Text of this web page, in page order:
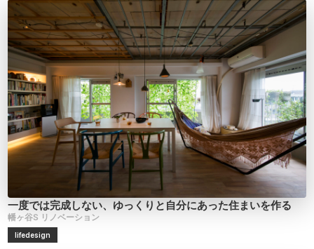
一度では完成しない、ゆっくりと自分にあった住まいを作る
幡ヶ谷S リノベーション
lifedesign